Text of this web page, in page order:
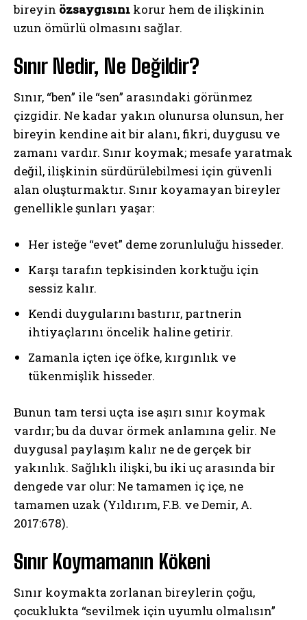
bireyin özsaygısını korur hem de ilişkinin
uzun ömürlü olmasını sağlar.
Sınır Nedir, Ne Değildir?
Sınır, “ben” ile “sen” arasındaki görünmez
çizgidir. Ne kadar yakın olunursa olunsun, her
bireyin kendine ait bir alanı, fikri, duygusu ve
zamanı vardır. Sınır koymak; mesafe yaratmak
değil, ilişkinin sürdürülebilmesi için güvenli
alan oluşturmaktır. Sınır koyamayan bireyler
genellikle şunları yaşar:
Her isteğe “evet” deme zorunluluğu hisseder.
Karşı tarafın tepkisinden korktuğu için
sessiz kalır.
Kendi duygularını bastırır, partnerin
ihtiyaçlarını öncelik haline getirir.
Zamanla içten içe öfke, kırgınlık ve
tükenmişlik hisseder.
Bunun tam tersi uçta ise aşırı sınır koymak
vardır; bu da duvar örmek anlamına gelir. Ne
duygusal paylaşım kalır ne de gerçek bir
yakınlık. Sağlıklı ilişki, bu iki uç arasında bir
dengede var olur: Ne tamamen iç içe, ne
tamamen uzak (Yıldırım, F.B. ve Demir, A.
2017:678).
Sınır Koymamanın Kökeni
Sınır koymakta zorlanan bireylerin çoğu,
çocuklukta “sevilmek için uyumlu olmalısın”